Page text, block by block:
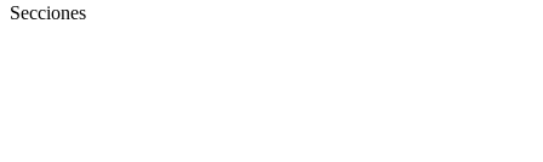
Secciones